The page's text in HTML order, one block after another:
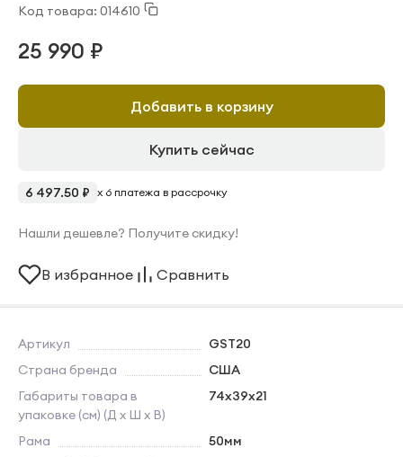
Код товара: 014610
Артикул
GST20
Страна бренда
США
Габариты товара в
упаковке (см) (Д х Ш х В)
74х39x21
Рама
50мм
25 990 ₽
Добавить в корзину
Купить сейчас
6 497.50 ₽ x 6 платежа в рассрочку
Нашли дешевле? Получите скидку!
В избранное Сравнить